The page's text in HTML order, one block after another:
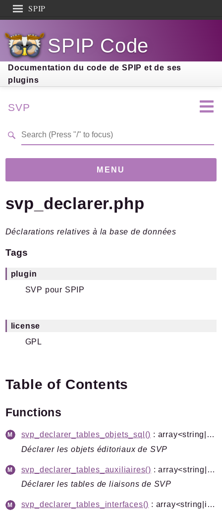
SPIP
Documentation
Contribution
Entraide
Découverte
SPIP Code
Documentation du code de SPIP et de ses
plugins
SVP
MENU
Version4.0.0-dev(da3df90)
Plugins.spip.net
Packages
Actionner
Actions
Decideur
Depots
Formulaires
Installation
Pipelines
svp_declarer.php
Déclarations relatives à la base de données
Tags
plugin
SVP pour SPIP
license
GPL
Table of Contents
Functions
svp_declarer_tables_objets_sql()
: array<string|int, mixed>
Déclarer les objets éditoriaux de SVP
svp_declarer_tables_auxiliaires()
: array<string|int, mixed>
Déclarer les tables de liaisons de SVP
svp_declarer_tables_interfaces()
: array<string|int, mixed>
Search results